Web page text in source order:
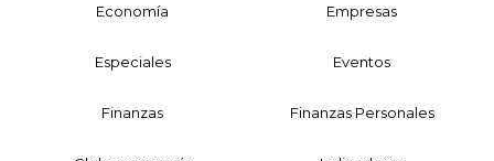
Economía Empresas
Especiales Eventos
Finanzas Finanzas Personales